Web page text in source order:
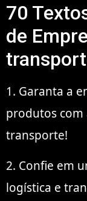
70
de
1. Garanta a
produtos com
transporte!
2. Confie em
logística e